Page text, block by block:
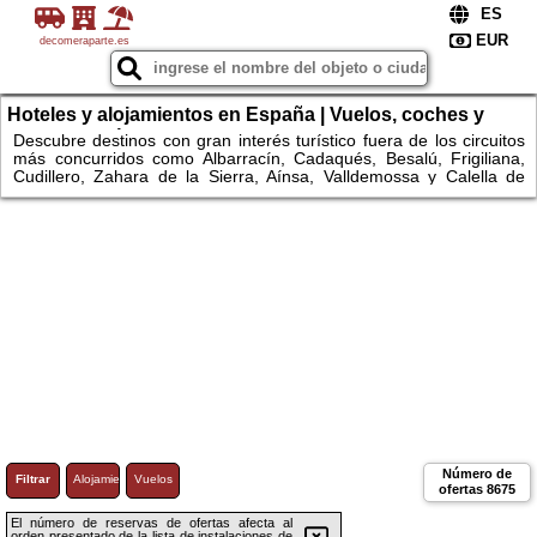
decomeraparte.es
Hoteles y alojamientos en España | Vuelos, coches y
escapadas únicas
Descubre destinos con gran interés turístico fuera de los circuitos
más concurridos como Albarracín, Cadaqués, Besalú, Frigiliana,
Cudillero, Zahara de la Sierra, Aínsa, Valldemossa y Calella de
Palafrugell. Explora espacios naturales como el Parque Nacional
Filtrar AlojamientoVuelos
Número de
ofertas 8675
El número de reservas de ofertas afecta al